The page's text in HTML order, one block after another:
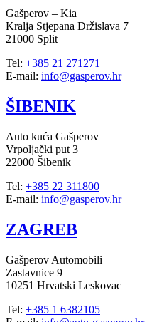
Gašperov – Kia
Kralja Stjepana Držislava 7
21000 Split
Tel: +385 21 271271
E-mail: info@gasperov.hr
ŠIBENIK
Auto kuća Gašperov
Vrpoljački put 3
22000 Šibenik
Tel: +385 22 311800
E-mail: info@gasperov.hr
ZAGREB
Gašperov Automobili
Zastavnice 9
10251 Hrvatski Leskovac
Tel: +385 1 6382105